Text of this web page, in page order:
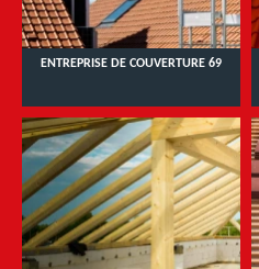
ENTREPRISE DE COUVERTURE 69